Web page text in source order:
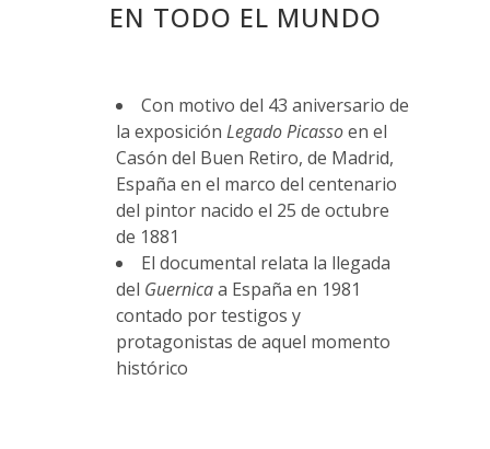
EN TODO EL MUNDO
Con motivo del 43 aniversario de
la exposición Legado Picassoen el
Casón del Buen Retiro, de Madrid,
España en el marco del centenario
del pintor nacido el 25 de octubre
de 1881
El documental relata la llegada
del Guernicaa España en 1981
contado por testigos y
protagonistas de aquel momento
histórico